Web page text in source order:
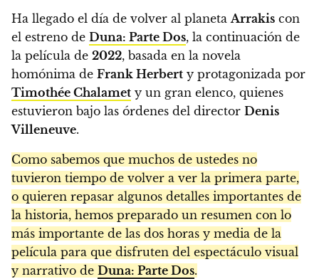
Ha llegado el día de volver al planetaArrakis con
el estreno de Duna: Parte Dos, la continuación de
la película de 2022, basada en la novela
homónima de Frank Herbert y protagonizada por
Timothée Chalamet y un gran elenco, quienes
estuvieron bajo las órdenes del director Denis
Villeneuve.
Como sabemos que muchos de ustedes no
tuvieron tiempo de volver a ver la primera parte,
o quieren repasar algunos detalles importantes de
la historia, hemos preparado un resumen con lo
más importante de las dos horas y media de la
película para que disfruten del espectáculo visual
y narrativo de Duna: Parte Dos.